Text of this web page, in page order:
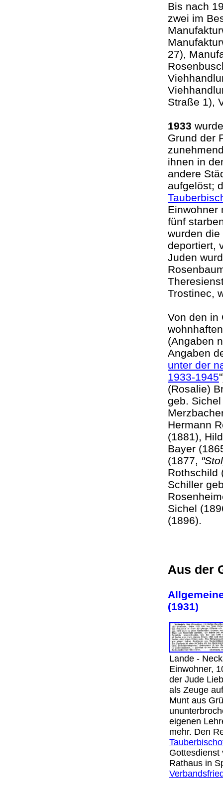
Bis nach
zwei im
27),
Straße 1),
1933
Grund der
ihnen in
andere
aufgelöst;
Einwohner
fünf
wurden
deportiert,
Juden
Trostinec,
Von den in
(Angaben
Angaben
unter der
1933-1945
(Rosalie)
geb.
Hermann
(1881),
Bayer
(1877,
Rothschild
Schiller
Sichel
(1896).
Aus der
(1931)
Lande -
Einwohner,
der Jude
als Zeuge
Munt aus
eigenen
mehr. Den
Gottesdienst
Rathaus in